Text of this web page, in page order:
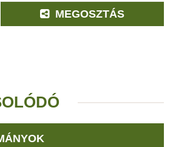
MEGOSZTÁS